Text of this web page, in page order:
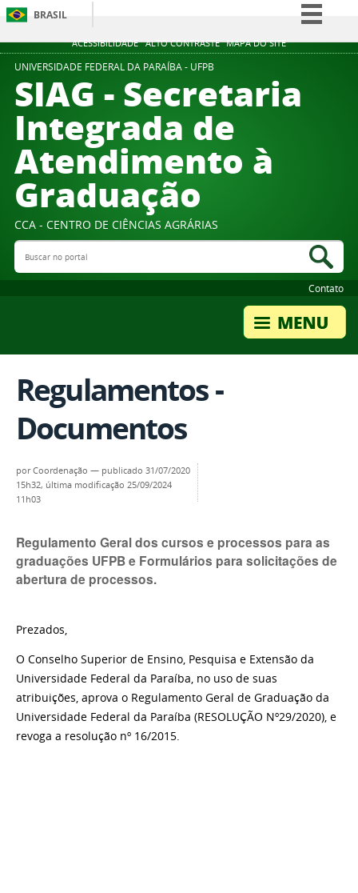
ACESSIBILIDADE ALTO CONTRASTE MAPA DO SITE
BRASIL
Simplifique!
Participe
Acesso à informação
Legislação
Canais
UNIVERSIDADE FEDERAL DA PARAÍBA - UFPB
SIAG - Secretaria
Integrada de
Atendimento à
Graduação
CCA - CENTRO DE CIÊNCIAS AGRÁRIAS
Buscar no portal
Contato
Regulamentos -
Documentos
porCoordenação — publicado 31/07/2020
15h32, última modificação 25/09/2024
11h03
Regulamento Geral dos cursos e processos para as
graduações UFPB e Formulários para solicitações de
abertura de processos.
Prezados,
O Conselho Superior de Ensino, Pesquisa e Extensão da
Universidade Federal da Paraíba, no uso de suas
atribuições, aprova o Regulamento Geral de Graduação da
Universidade Federal da Paraíba (RESOLUÇÃO Nº29/2020), e
revoga a resolução nº 16/2015.